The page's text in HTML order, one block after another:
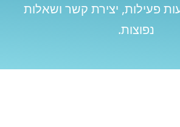
פעילות, יצירת קשר ושאלות
נפוצות.